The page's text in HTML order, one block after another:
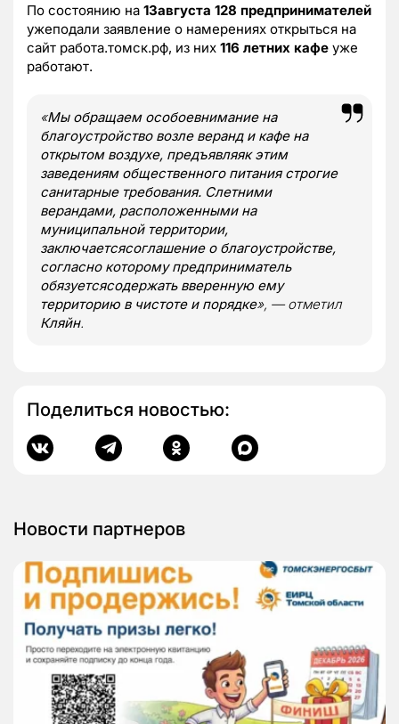
По состоянию на 13августа 128 предпринимателей
ужеподали заявление о намерениях открыться на
сайт работа.томск.рф, из них 116 летних кафе уже
работают.
«Мы обращаем особоевнимание на
благоустройство возле веранд и кафе на
открытом воздухе, предъявляяк этим
заведениям общественного питания строгие
санитарные требования. Слетними
верандами, расположенными на
муниципальной территории,
заключаетсясоглашение о благоустройстве,
согласно которому предприниматель
обязуетсясодержать вверенную ему
территорию в чистоте и порядке», — отметил
Кляйн.
Поделиться новостью:
Новости партнеров